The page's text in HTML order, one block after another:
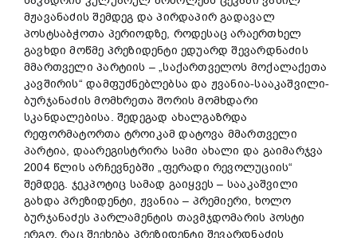
მჟავანაძის შემდეგ და პირდაპირ გადავალ
პოსტსაბჭოთა პერიოდზე, როდესაც არაერთხელ
გავხდი მოწმე პრეზიდენტი ედუარდ შევარდნაძის
მმართველი პარტიის – „საქართველოს მოქალაქეთა
კავშირის“ დამფუძნებლებსა და ჟვანია-სააკაშვილი-
ბურჯანაძის მომხრეთა შორის მომხდარი
სკანდალებისა. შედეგად ახალგაზრდა
რეფორმატორთა ტროიკამ დატოვა მმართველი
პარტია, დაარეგისტრირა სამი ახალი და გაიმარჯვა
2004 წლის არჩევნებში „ფერადი რევოლუციის“
შემდეგ. ჯეკპოტიც სამად გაიყვეს – სააკაშვილი
გახდა პრეზიდენტი, ჟვანია – პრემიერი, ხოლო
ბურჯანაძეს პარლამენტის თავმჯდომარის პოსტი
ერგო. რაც შეეხება პრეზიდენტი შევარდნაძის